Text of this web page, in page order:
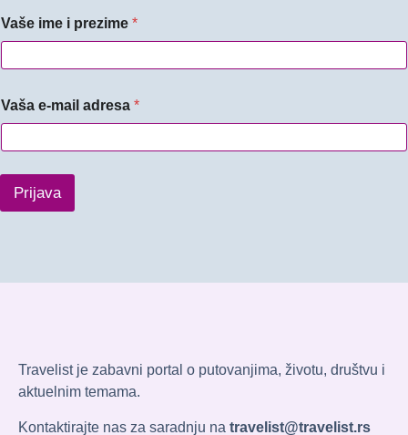
Vaše ime i prezime *
Vaša e-mail adresa *
Prijava
Travelist je zabavni portal o putovanjima, životu, društvu i
aktuelnim temama.
Kontaktirajte nas za saradnju na travelist@travelist.rs